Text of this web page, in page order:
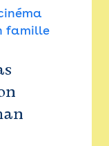
famille